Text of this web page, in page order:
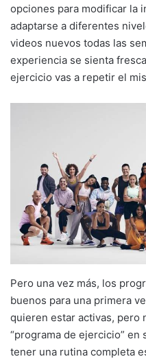
opciones para modificar la
adaptarse a diferentes
videos nuevos todas las
experiencia se sienta
ejercicio vas a repetir el
Pero una vez más, los
buenos para una primera
quieren estar activas, pero
“programa de ejercicio”
tener una rutina completa